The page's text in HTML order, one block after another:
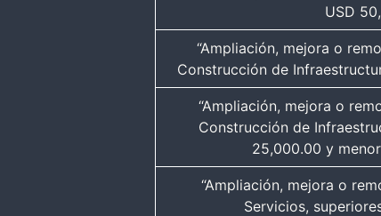
USD
“Ampliación, mejora o
Construcción de
“Ampliación, mejora o
Construcción de
25,000.00 y
“Ampliación, mejora o
Servicios,